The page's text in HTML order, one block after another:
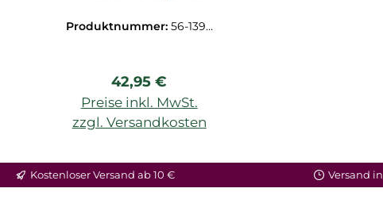
Produktnummer: 56-1394
Regulärer Preis:
42,95 €
Preise inkl. MwSt.
zzgl. Versandkosten
Kostenloser Versand ab 10 € Versand